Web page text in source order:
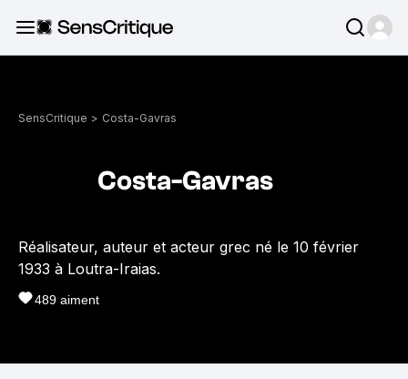
SensCritique > Costa-Gavras
Costa-Gavras
Réalisateur, auteur et acteur grec né le 10 février
1933 à Loutra-Iraias.
489 aiment